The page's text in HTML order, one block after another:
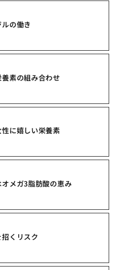
の働き
素の組み合わせ
に嬉しい栄養素
メガ3脂肪酸の恵み
くリスク